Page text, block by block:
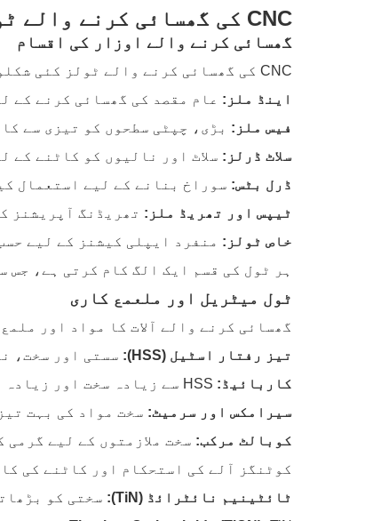
CNC کی گھسائی کرنے والے ٹولز کی اہمیت
گھسائی کرنے والے اوزار کی اقسام
CNC کی گھسائی کرنے والے ٹولز کئی شکلوں اور سائز میں آتے ہیں، ہر ایک کو مخصوص کاموں کے لیے ڈیزائن کیا گیا ہے۔ عام اقسام میں شامل ہیں:
اینڈ ملز: عام مقصد کی گھسائی کرنے کے
فیس ملز: بڑی، چپٹی سطحوں کو تیزی سے
سلاٹ ڈرلز: سلاٹ اور نالیوں کو کاٹنے کے
ڈرل بٹس: سوراخ بنانے کے لیے استعمال
ٹیپس اور تھریڈ ملز: تھریڈنگ آپریشنز
خاص ٹولز: منفرد ایپلی کیشنز کے لیے
ہر ٹول کی قسم ایک الگ کام کرتی ہے، جس
ٹول میٹریل اور ملعمع کاری
گھسائی کرنے والے آلات کا مواد اور
تیز رفتار اسٹیل (HSS):
سستی اور سخت،
کاربائیڈ: HSS سے زیادہ سخت اور زیادہ لباس مزاحم، تیز رفتار مشینی اور سخت مواد کے لیے مثالی ہے۔
سیرامکس اور سرمیٹ: سخت مواد کی بہت
کوبالٹ مرکب: سخت ملازمتوں کے لیے گرمی
کوٹنگز آلے کی استحکام اور کاٹنے کی
ٹائٹینیم نائٹرائڈ (TiN):
سختی کو